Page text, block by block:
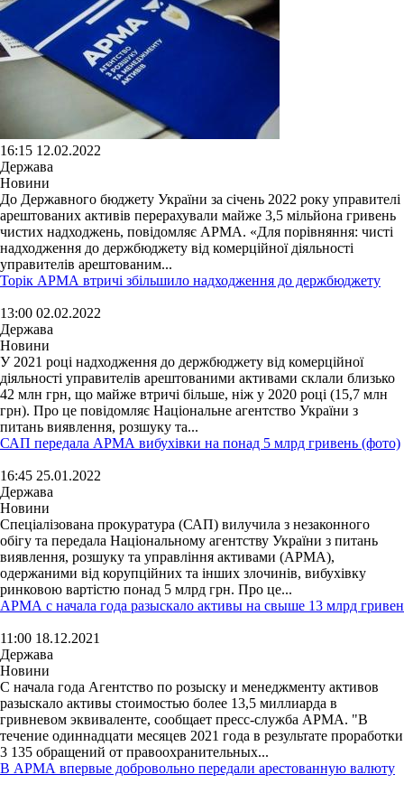
16:15 12.02.2022
Держава
Новини
До Державного бюджету України за січень 2022 року управителі
арештованих активів перерахували майже 3,5 мільйона гривень
чистих надходжень, повідомляє АРМА. «Для порівняння: чисті
надходження до держбюджету від комерційної діяльності
управителів арештованим...
Торік АРМА втричі збільшило надходження до держбюджету
13:00 02.02.2022
Держава
Новини
У 2021 році надходження до держбюджету від комерційної
діяльності управителів арештованими активами склали близько
42 млн грн, що майже втричі більше, ніж у 2020 році (15,7 млн
грн). Про це повідомляє Національне агентство України з
питань виявлення, розшуку та...
САП передала АРМА вибухівки на понад 5 млрд гривень (фото)
16:45 25.01.2022
Держава
Новини
Спеціалізована прокуратура (САП) вилучила з незаконного
обігу та передала Національному агентству України з питань
виявлення, розшуку та управління активами (АРМА),
одержаними від корупційних та інших злочинів, вибухівку
ринковою вартістю понад 5 млрд грн. Про це...
АРМА с начала года разыскало активы на свыше 13 млрд гривен
11:00 18.12.2021
Держава
Новини
С начала года Агентство по розыску и менеджменту активов
разыскало активы стоимостью более 13,5 миллиарда в
гривневом эквиваленте, сообщает пресс-служба АРМА. "В
течение одиннадцати месяцев 2021 года в результате проработки
3 135 обращений от правоохранительных...
В АРМА впервые добровольно передали арестованную валюту